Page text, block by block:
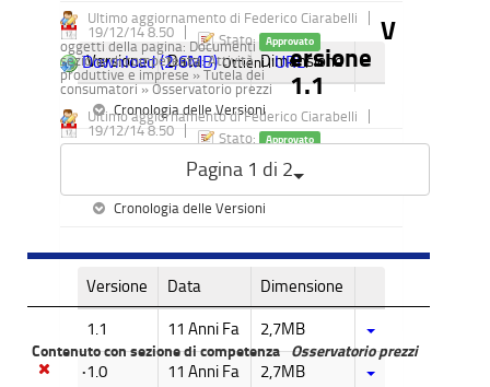
Versione Data Dimensione
1.1 11 Anni Fa 2,6MB
1.0 11 Anni Fa 2,6MB
Ultimo aggiornamento di Federico Ciarabelli
19/12/14 8.50
Stato: Approvato
Download (2,6MB) Ottieni l'URL.
Cronologia delle Versioni
oggetti della pagina: Documenti
sezione di competenza:Attività
produttive e imprese » Tutela dei
consumatori » Osservatorio prezzi
V
ersione
1.1
Ultimo aggiornamento di Federico Ciarabelli
19/12/14 8.50
Stato: Approvato
Download (2,7MB) Ottieni l'URL
Cronologia delle Versioni
Versione Data Dimensione
1.1 11 Anni Fa 2,7MB
1.0 11 Anni Fa 2,7MB
Pagina 1 di 2
Precedente
Contenuto con sezione di competenza Osservatorio prezzi
.